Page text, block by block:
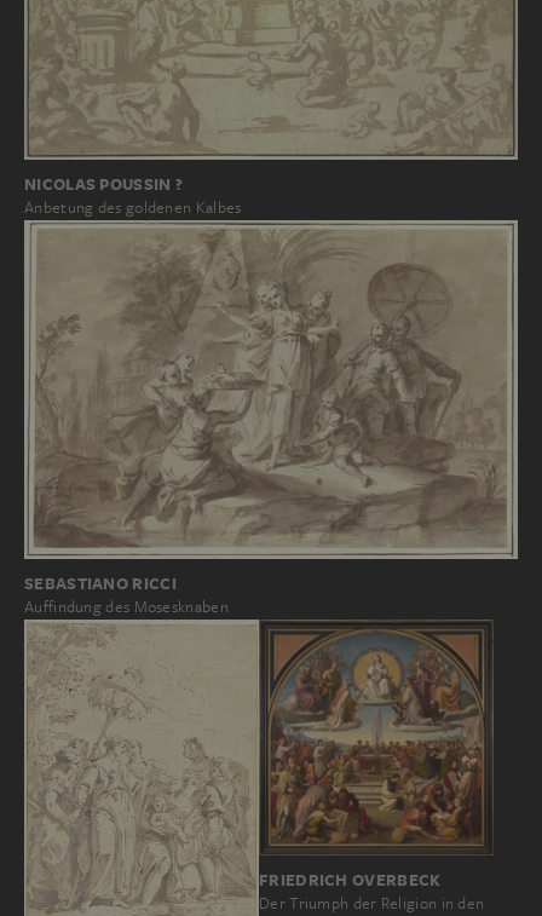
NICOLAS POUSSIN ?
Anbetung des goldenen Kalbes
SEBASTIANO RICCI
Auffindung des Mosesknaben
FRIEDRICH OVERBECK
Der Triumph der Religion in den